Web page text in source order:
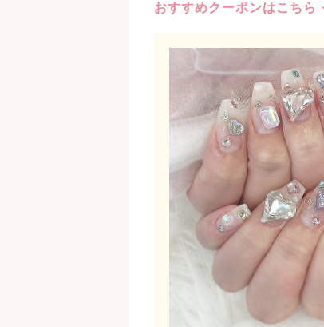
おすすめクーポンはこちら